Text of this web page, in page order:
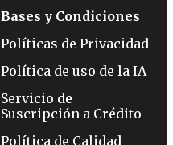
Bases y Condiciones
Políticas de Privacidad
Política de uso de la IA
Servicio de
Suscripción a Crédito
Política de Calidad